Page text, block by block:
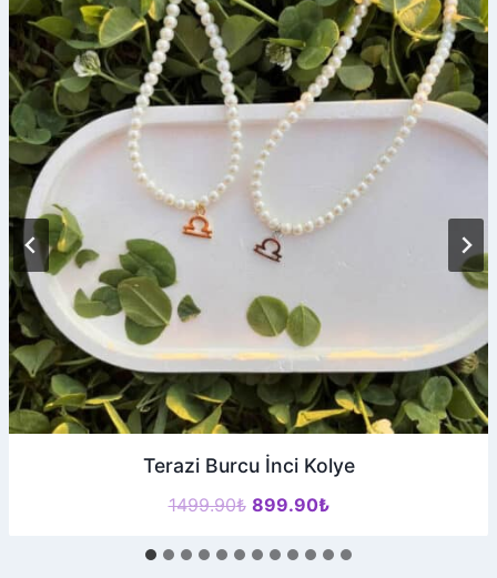
Terazi Burcu İnci Kolye
1499.90₺ Orijinal
1499.90₺.
899.90₺Şu
fiyat: